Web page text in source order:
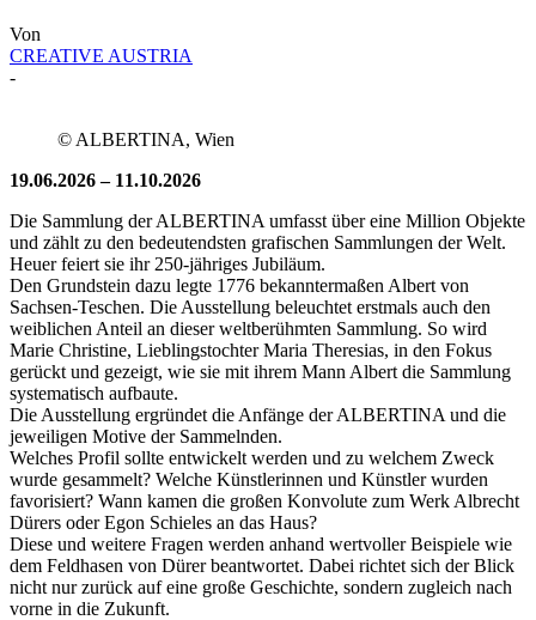
Von
CREATIVE AUSTRIA
-
© ALBERTINA, Wien
19.06.2026 – 11.10.2026
Die Sammlung der ALBERTINA umfasst über eine Million Objekte
und zählt zu den bedeutendsten grafischen Sammlungen der Welt.
Heuer feiert sie ihr 250-jähriges Jubiläum.
Den Grundstein dazu legte 1776 bekanntermaßen Albert von
Sachsen-Teschen. Die Ausstellung beleuchtet erstmals auch den
weiblichen Anteil an dieser weltberühmten Sammlung. So wird
Marie Christine, Lieblingstochter Maria Theresias, in den Fokus
gerückt und gezeigt, wie sie mit ihrem Mann Albert die Sammlung
systematisch aufbaute.
Die Ausstellung ergründet die Anfänge der ALBERTINA und die
jeweiligen Motive der Sammelnden.
Welches Profil sollte entwickelt werden und zu welchem Zweck
wurde gesammelt? Welche Künstlerinnen und Künstler wurden
favorisiert? Wann kamen die großen Konvolute zum Werk Albrecht
Dürers oder Egon Schieles an das Haus?
Diese und weitere Fragen werden anhand wertvoller Beispiele wie
dem Feldhasen von Dürer beantwortet. Dabei richtet sich der Blick
nicht nur zurück auf eine große Geschichte, sondern zugleich nach
vorne in die Zukunft.